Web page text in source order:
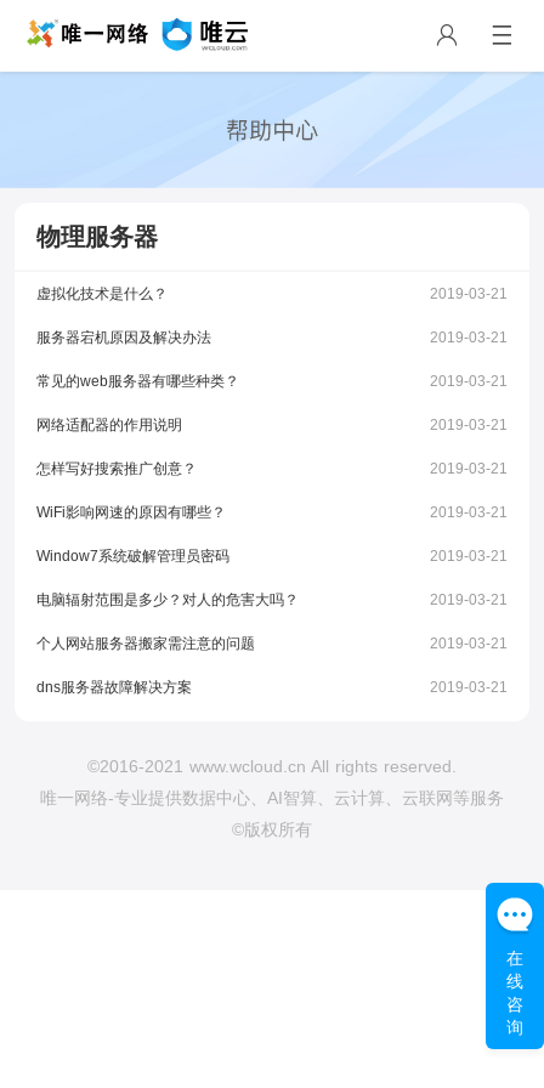
物理服务器
虚拟化技术是什么？ 2019-03-21
服务器宕机原因及解决办法 2019-03-21
常见的web服务器有哪些种类？ 2019-03-21
网络适配器的作用说明 2019-03-21
怎样写好搜索推广创意？ 2019-03-21
WiFi影响网速的原因有哪些？ 2019-03-21
Window7系统破解管理员密码 2019-03-21
电脑辐射范围是多少？对人的危害大吗？ 2019-03-21
个人网站服务器搬家需注意的问题 2019-03-21
dns服务器故障解决方案 2019-03-21
©2016-2021 www.wcloud.cn All rights reserved.
唯一网络-专业提供数据中心、AI智算、云计算、云联网等服务
©版权所有
在
线
咨
询